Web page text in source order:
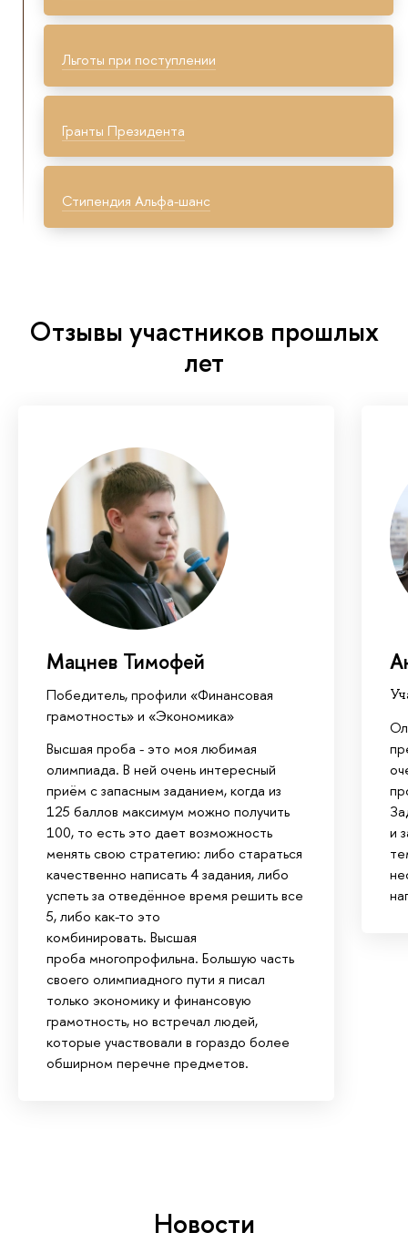
Льготы при поступлении
Гранты Президента
Стипендия Альфа-шанс
Отзывы участников прошлых
лет
Мацнев Тимофей
Победитель, профили «Финансовая
грамотность» и «Экономика»
Высшая проба - это моя любимая
олимпиада. В ней очень интересный
приём с запасным заданием, когда из
125 баллов максимум можно получить
100, то есть это дает возможность
менять свою стратегию: либо стараться
качественно написать 4 задания, либо
успеть за отведённое время решить все
5, либо как-то это
комбинировать. Высшая
проба многопрофильна. Большую часть
своего олимпиадного пути я писал
только экономику и финансовую
грамотность, но встречал людей,
которые участвовали в гораздо более
обширном перечне предметов.
и
Новости